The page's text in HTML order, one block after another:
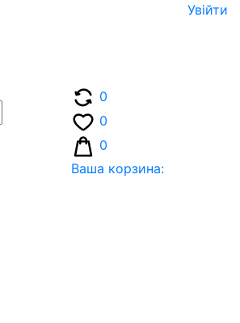
Увiйти
0
0
0
Ваша корзина: